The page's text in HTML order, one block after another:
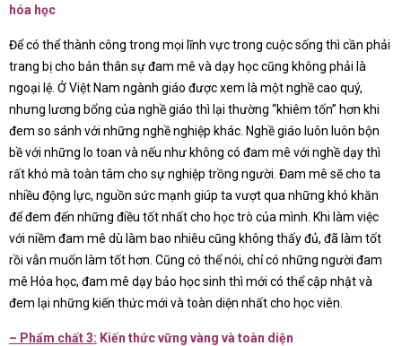
hóa học
Để có thể thành công trong mọi lĩnh vực trong cuộc sống thì cần phải
trang bị cho bản thân sự đam mê và dạy học cũng không phải là
ngoại lệ. Ở Việt Nam ngành giáo được xem là một nghề cao quý,
nhưng lương bổng của nghề giáo thì lại thường “khiêm tốn” hơn khi
đem so sánh với những nghề nghiệp khác. Nghề giáo luôn luôn bộn
bề với những lo toan và nếu như không có đam mê với nghề dạy thì
rất khó mà toàn tâm cho sự nghiệp trồng người. Đam mê sẽ cho ta
nhiều động lực, nguồn sức mạnh giúp ta vượt qua những khó khăn
để đem đến những điều tốt nhất cho học trò của mình. Khi làm việc
với niềm đam mê dù làm bao nhiêu cũng không thấy đủ, đã làm tốt
rồi vẫn muốn làm tốt hơn. Cũng có thể nói, chỉ có những người đam
mê Hóa học, đam mê dạy bảo học sinh thì mới có thể cập nhật và
đem lại những kiến thức mới và toàn diện nhất cho học viên.
– Phẩm chất 3: Kiến thức vững vàng và toàn diện